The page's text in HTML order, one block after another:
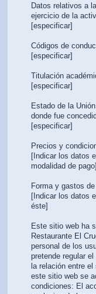
Datos relativos a
ejercicio de la
[especificar]
Códigos de
[especificar]
Titulación
[especificar]
Estado de la
donde fue
[especificar]
Precios y
[Indicar los datos
modalidad de pago]
Forma y gastos
[Indicar los datos
éste]
Este sitio web ha
Restaurante El
personal de los
pretende regular
la relación entre
este sitio web se
condiciones: El